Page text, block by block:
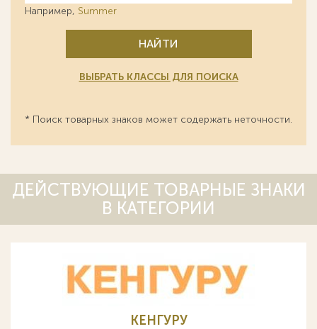
Например, Summer
НАЙТИ
ВЫБРАТЬ КЛАССЫ ДЛЯ ПОИСКА
* Поиск товарных знаков может содержать неточности.
ДЕЙСТВУЮЩИЕ ТОВАРНЫЕ ЗНАКИ
В КАТЕГОРИИ
КЕНГУРУ